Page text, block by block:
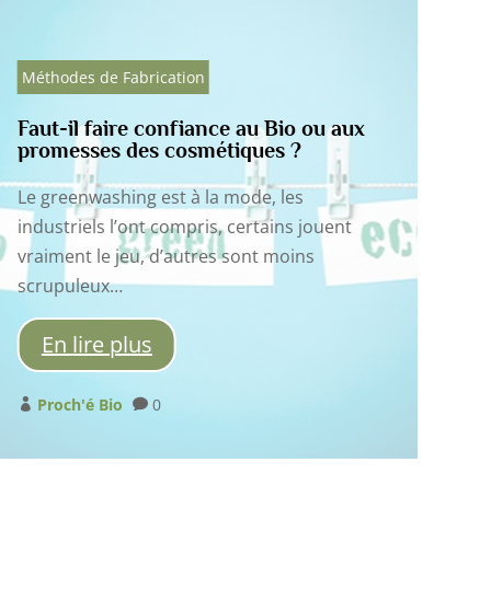
ou aux
?
les
jouent
Méthodes de Fabrication
Pourquoi les savons naturels
moussent-ils moins ?
Depuis de nombreuses années on
vendu des savons a fort pouvoir
comme étant gage de qualité….
vraiment ?